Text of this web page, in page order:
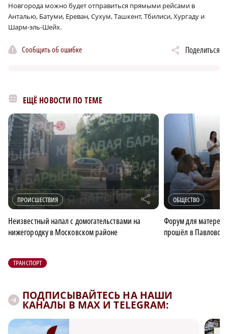
Новгорода можно будет отправиться прямыми рейсами в
Анталью, Батуми, Ереван, Сухум, Ташкент, Тбилиси, Хургаду и
Шарм-эль-Шейх.
Сообщить об ошибке Поделиться
ЕЩЁ НОВОСТИ ПО ТЕМЕ
ПРОИСШЕСТВИЯ r
Неизвестный напал с домогательствами на
нижегородку в Московском районе
ОБЩЕСТВО
Форум для матерей
прошёл в
ТРАНСПОРТ
ПОДПИСЫВАЙТЕСЬ НА НАШИ
КАНАЛЫ В MAX И TELEGRAM: